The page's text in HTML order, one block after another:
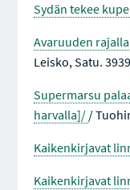
Sydän tekee
Avaruuden
Leisko, Satu.
Supermarsu
harvalla]/ /
Kaikenkirjavat
Kaikenkirjavat